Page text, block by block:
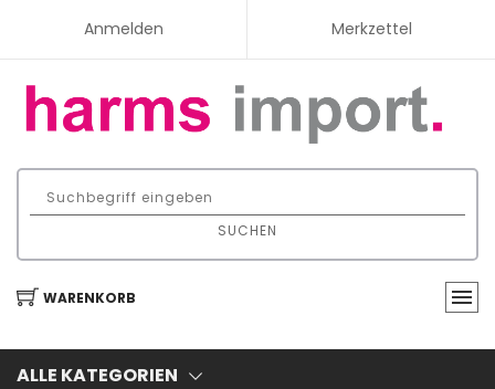
Anmelden Merkzettel
SUCHEN
WARENKORB
ALLE KATEGORIEN